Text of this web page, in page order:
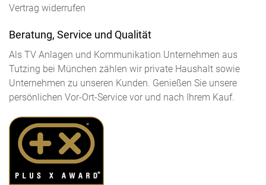
Vertrag widerrufen
Beratung, Service und Qualität
Als TV Anlagen und Kommunikation Unternehmen aus
Tutzing bei München zählen wir private Haushalt sowie
Unternehmen zu unseren Kunden. Genießen Sie unsere
persönlichen Vor-Ort-Service vor und nach Ihrem Kauf.